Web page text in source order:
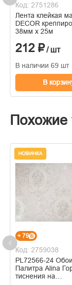
Код: 2751286
Лента клейкая
DECOR
38мм х 25м
212 ₽/ шт
В наличии 69 шт
В
Похожие
НОВИНКА
+ 79
Код: 2759038
PL72566-24 Обои
Палитра Alina
тиснения на